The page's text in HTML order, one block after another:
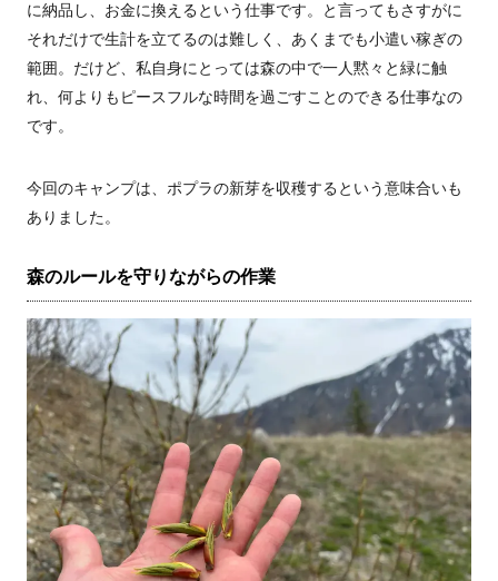
に納品し、お金に換えるという仕事です。と言ってもさすがに
それだけで生計を立てるのは難しく、あくまでも小遣い稼ぎの
範囲。だけど、私自身にとっては森の中で一人黙々と緑に触
れ、何よりもピースフルな時間を過ごすことのできる仕事なの
です。
今回のキャンプは、ポプラの新芽を収穫するという意味合いも
ありました。
森のルールを守りながらの作業